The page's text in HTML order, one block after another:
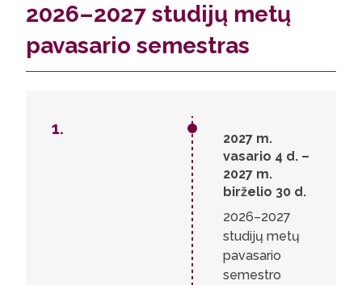
2026–2027 studijų metų
pavasario semestras
1.
1.
2027 m.
vasario 4 d. –
2027 m.
birželio 30 d.
2026–2027
studijų metų
pavasario
semestro